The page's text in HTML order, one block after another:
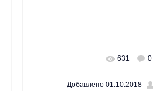
В реальном размере
631 0
Добавлено01.10.2018